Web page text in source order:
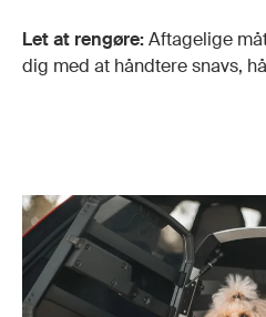
Let at rengøre:Aftagelige
dig med at håndtere snavs,